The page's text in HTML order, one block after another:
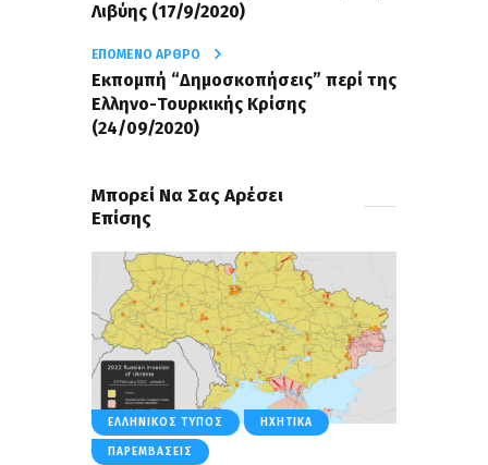
Λιβύης (17/9/2020)
ΕΠΌΜΕΝΟ ΆΡΘΡΟ
Εκπομπή “Δημοσκοπήσεις” περί της
Ελληνο-Τουρκικής Κρίσης
(24/09/2020)
Μπορεί Να Σας Αρέσει
Επίσης
ΕΛΛΗΝΙΚΌΣ ΤΎΠΟΣ ΗΧΗΤΙΚΆ
ΠΑΡΕΜΒΆΣΕΙΣ